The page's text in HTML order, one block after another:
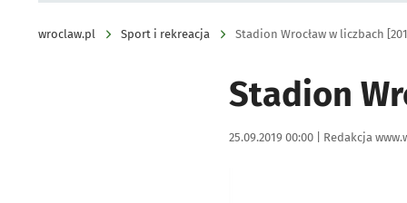
wroclaw.pl Sport i rekreacja Stadion Wrocław w liczbach
Stadion
Data publikacji:
25.09.2019 00:00 | Autor:
Redakcja